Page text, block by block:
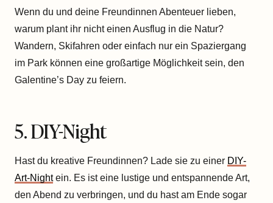
Wenn du und deine Freundinnen Abenteuer lieben,
warum plant ihr nicht einen Ausflug in die Natur?
Wandern, Skifahren oder einfach nur ein Spaziergang
im Park können eine großartige Möglichkeit sein, den
Galentine’s Day zu feiern.
5. DIY-Night
Hast du kreative Freundinnen? Lade sie zu einer DIY-
Art-Nightein. Es ist eine lustige und entspannende Art,
den Abend zu verbringen, und du hast am Ende sogar